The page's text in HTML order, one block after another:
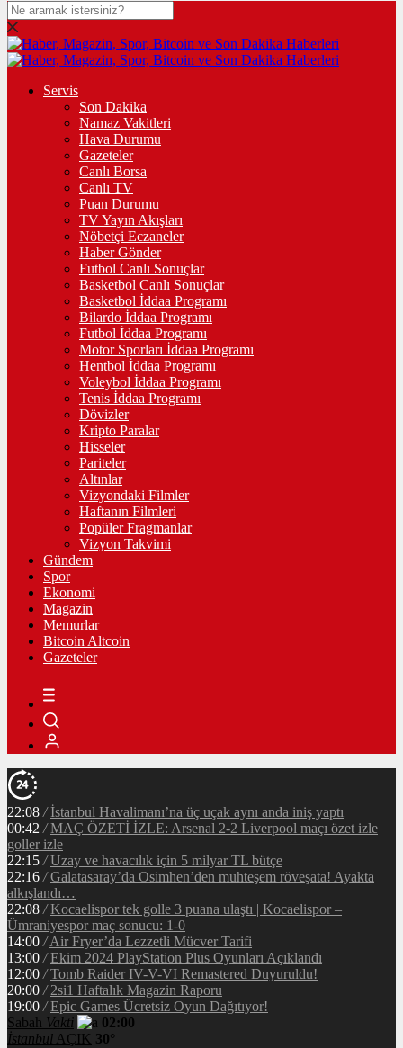
Servis
Son Dakika
Namaz Vakitleri
Hava Durumu
Gazeteler
Canlı Borsa
Canlı TV
Puan Durumu
TV Yayın Akışları
Nöbetçi Eczaneler
Haber Gönder
Futbol Canlı Sonuçlar
Basketbol Canlı Sonuçlar
Basketbol İddaa Programı
Bilardo İddaa Programı
Futbol İddaa Programı
Motor Sporları İddaa Programı
Hentbol İddaa Programı
Voleybol İddaa Programı
Tenis İddaa Programı
Dövizler
Kripto Paralar
Hisseler
Pariteler
Altınlar
Vizyondaki Filmler
Haftanın Filmleri
Popüler Fragmanlar
Vizyon Takvimi
Gündem
Spor
Ekonomi
Magazin
Memurlar
Bitcoin Altcoin
Gazeteler
22:08 / İstanbul Havalimanı’na üç uçak aynı anda iniş yaptı
00:42 / MAÇ ÖZETİ İZLE: Arsenal 2-2 Liverpool maçı özet izle
goller izle
22:15 / Uzay ve havacılık için 5 milyar TL bütçe
22:16 / Galatasaray’da Osimhen’den muhteşem röveşata! Ayakta
alkışlandı…
22:08 / Kocaelispor tek golle 3 puana ulaştı | Kocaelispor –
Ümraniyespor maç sonucu: 1-0
14:00 / Air Fryer’da Lezzetli Mücver Tarifi
13:00 / Ekim 2024 PlayStation Plus Oyunları Açıklandı
12:00 / Tomb Raider IV-V-VI Remastered Duyuruldu!
20:00 / 2si1 Haftalık Magazin Raporu
19:00 / Epic Games Ücretsiz Oyun Dağıtıyor!
Sabah Vakti
02:00
İstanbul AÇIK 30°